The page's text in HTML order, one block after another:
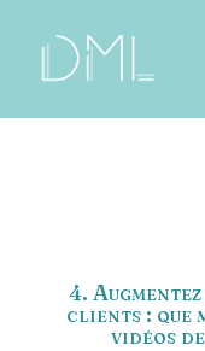
4.
clients : que
vidéos